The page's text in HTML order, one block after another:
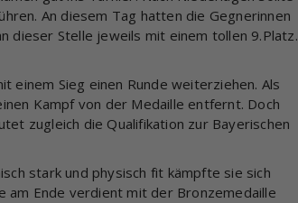
An diesem Tag hatten die Gegnerinnen
dieser Stelle jeweils mit einem tollen 9.Platz.
einem Sieg einen Runde weiterziehen. Als
Kampf von der Medaille entfernt. Doch
zugleich die Qualifikation zur Bayerischen
stark und physisch fit kämpfte sie sich
am Ende verdient mit der Bronzemedaille